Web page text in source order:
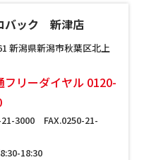
バック 新津店
新潟県新潟市秋葉区北上
フリーダイヤル 0120-
21-3000 FAX.0250-21-
18:30